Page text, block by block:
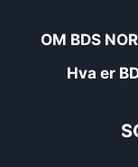
OM BDS
Hva er